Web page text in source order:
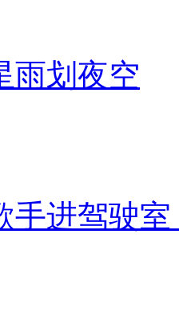
雨划夜空
手进驾驶